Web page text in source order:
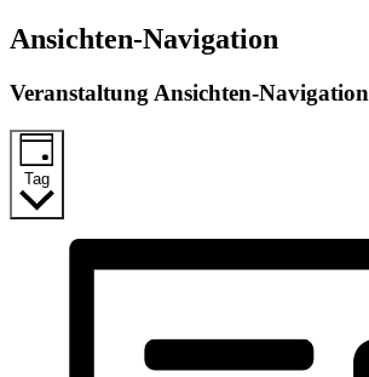
Ansichten-Navigation
Veranstaltung Ansichten-Navigation
Tag